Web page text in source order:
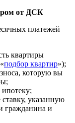
от ДСК
платежей
квартиры
подбор квартир»);
которую вы
указанную
гражданина и